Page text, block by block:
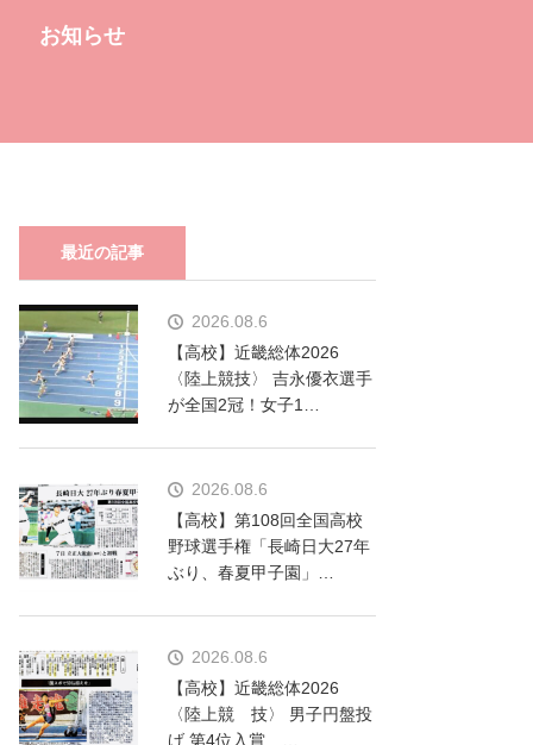
お知らせ
最近の記事
2026.08.6
【高校】近畿総体2026
〈陸上競技〉 吉永優衣選手
が全国2冠！女子1…
2026.08.6
【高校】第108回全国高校
野球選手権「長崎日大27年
ぶり、春夏甲子園」…
2026.08.6
【高校】近畿総体2026
〈陸上競 技〉 男子円盤投
げ 第4位入賞 …